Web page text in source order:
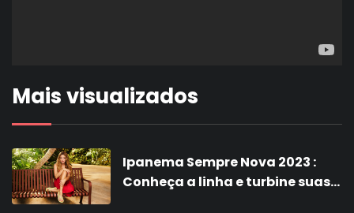
Mais visualizados
Ipanema Sempre Nova 2023 :
Conheça a linha e turbine suas